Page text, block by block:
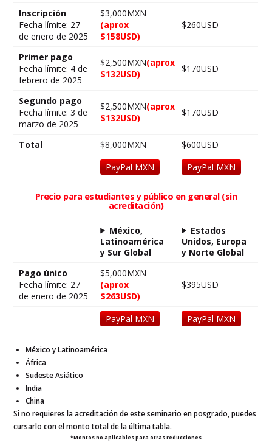
Inscripción
Fecha límite: 27
de enero de 2025
$3,000MXN
(aprox
$158USD)
$260USD
Primer pago
Fecha límite: 4 de
febrero de 2025
$2,500MXN(aprox
$132USD)
$170USD
Segundo pago
Fecha límite: 3 de
marzo de 2025
$2,500MXN(aprox
$132USD)
$170USD
Total $8,000MXN
$600USD
PayPal MXN
PayPal MXN
Precio para estudiantes y público en general (sin
acreditación)
México,
Latinoamérica
y Sur Global
Estados
Unidos, Europa
y Norte Global
Pago único
Fecha límite: 27
de enero de 2025
$5,000MXN
(aprox
$263USD)
$395USD
PayPal MXN PayPal MXN
México y Latinoamérica
África
Sudeste Asiático
India
China
Si no requieres la acreditación de este seminario en posgrado, puedes
cursarlo con el monto total de la última tabla.
*Montos no aplicables para otras reducciones